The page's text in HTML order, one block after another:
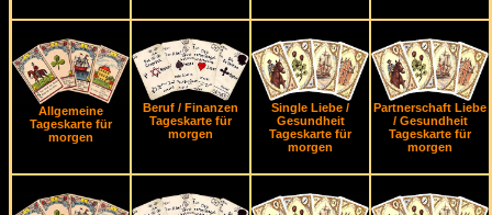
Allgemeine
Tageskarte für
morgen
Beruf / Finanzen
Tageskarte für
morgen
Single Liebe /
Gesundheit
Tageskarte für
morgen
Partnerschaft Liebe
/ Gesundheit
Tageskarte für
morgen